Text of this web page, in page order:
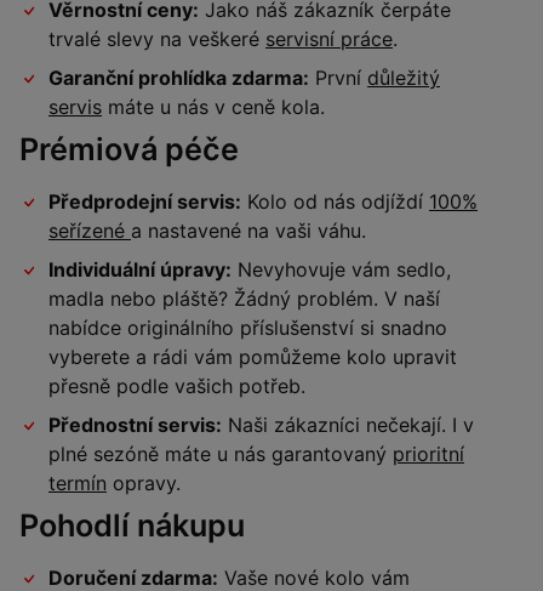
Věrnostní ceny: Jako náš zákazník čerpáte
trvalé slevy na veškeré servisní práce.
Garanční prohlídka zdarma: První důležitý
servis máte u nás v ceně kola.
Prémiová péče
Předprodejní servis: Kolo od nás odjíždí 100%
seřízené a nastavené na vaši váhu.
Individuální úpravy: Nevyhovuje vám sedlo,
madla nebo pláště? Žádný problém. V naší
nabídce originálního příslušenství si snadno
vyberete a rádi vám pomůžeme kolo upravit
přesně podle vašich potřeb.
Přednostní servis: Naši zákazníci nečekají. I v
plné sezóně máte u nás garantovaný prioritní
termín opravy.
Pohodlí nákupu
Doručení zdarma: Vaše nové kolo vám